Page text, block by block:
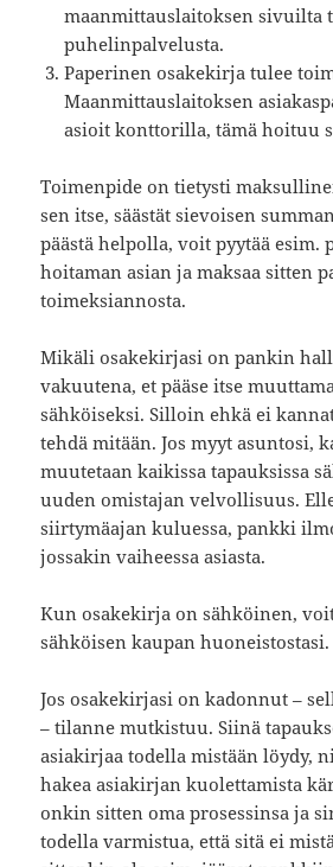
maanmittauslaitoksen sivuilta
puhelinpalvelusta.
Paperinen osakekirja tulee
Maanmittauslaitoksen
asioit konttorilla, tämä hoituu
Toimenpide on tietysti
sen itse, säästät sievoisen
päästä helpolla, voit pyytää esim.
hoitaman asian ja maksaa sitten
toimeksiannosta.
Mikäli osakekirjasi on pankin
vakuutena, et pääse itse
sähköiseksi. Silloin ehkä ei
tehdä mitään. Jos myyt asuntosi,
muutetaan kaikissa tapauksissa
uuden omistajan velvollisuus.
siirtymäajan kuluessa, pankki
jossakin vaiheessa asiasta.
Kun osakekirja on sähköinen,
sähköisen kaupan huoneistostasi.
Jos osakekirjasi on kadonnut –
– tilanne mutkistuu. Siinä
asiakirjaa todella mistään löydy,
hakea asiakirjan kuolettamista
onkin sitten oma prosessinsa ja
todella varmistua, että sitä ei